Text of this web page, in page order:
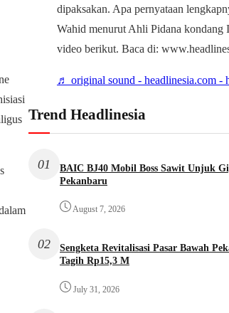
dipaksakan. Apa pernyataan
Wahid menurut Ahli Pidana kondang
video berikut. Baca di:
♬ original sound - headlinesia.com -
Trend Headlinesia
01
BAIC BJ40 Mobil Boss Sawit Unjuk
Pekanbaru
August 7, 2026
02
Sengketa Revitalisasi Pasar Bawah
Tagih Rp15,3 M
July 31, 2026